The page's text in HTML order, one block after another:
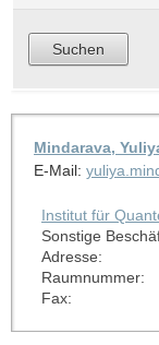
Mindarava,
E-Mail:
Institut für
Sonstige
Adresse:
Raumnummer:
Fax: